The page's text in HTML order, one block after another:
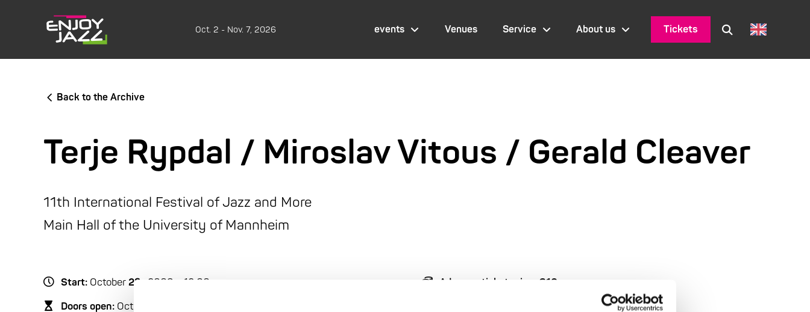
Oct. 2 - Nov. 7, 2026 events Venues Service About us Tickets
Back to the Archive
Terje Rypdal / Miroslav Vitous / Gerald Cleaver
11th International Festival of Jazz and More
Main Hall of the University of Mannheim
Start: October23
, 2009 - 12:00 a.m.
Doors open: October
Advance ticket price: €16